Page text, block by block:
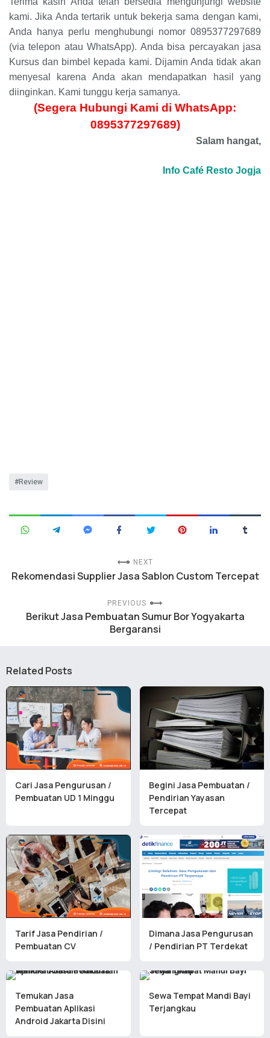
kami. Jika Anda tertarik untuk bekerja sama dengan kami,
Anda hanya perlu menghubungi nomor 0895377297689
(via telepon atau WhatsApp). Anda bisa percayakan jasa
Kursus dan bimbel kepada kami. Dijamin Anda tidak akan
menyesal karena Anda akan mendapatkan hasil yang
diinginkan. Kami tunggu kerja samanya.
(Segera Hubungi Kami di WhatsApp:
0895377297689)
Salam hangat,
Info Café Resto Jogja
Review
NEXT
Rekomendasi Supplier Jasa Sablon Custom Tercepat
PREVIOUS
Berikut Jasa Pembuatan Sumur Bor Yogyakarta
Bergaransi
Related Posts
Cari Jasa Pengurusan /
Pembuatan UD 1 Minggu
Begini Jasa Pembuatan /
Pendirian Yayasan
Tercepat
Tarif Jasa Pendirian /
Pembuatan CV
Dimana Jasa Pengurusan
/ Pendirian PT Terdekat
Temukan Jasa
Pembuatan Aplikasi
Android Jakarta Disini
Sewa Tempat Mandi Bayi
Terjangkau